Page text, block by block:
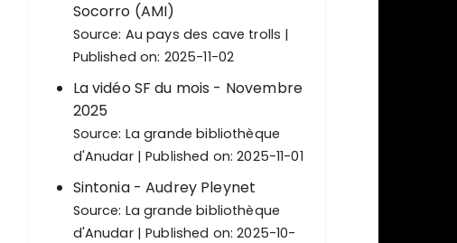
Socorro (AMI)
Source: Au pays des cave trolls
Published on: 2025-11-02
La vidéo SF du mois - Novembre
2025
Source: La grande bibliothèque
d'Anudar
Published on: 2025-11-01
Sintonia - Audrey Pleynet
Source: La grande bibliothèque
d'Anudar
Published on: 2025-10-